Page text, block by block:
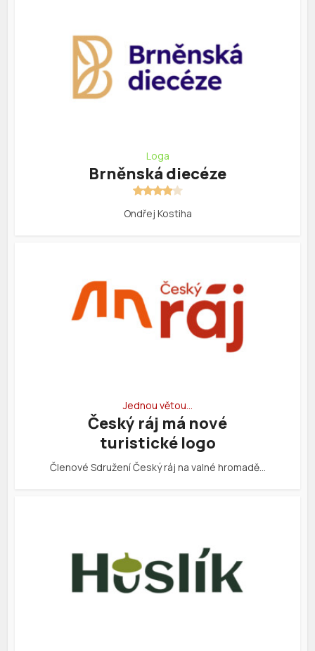
Loga
Brněnská diecéze
Ondřej Kostiha
Jednou větou…
Český ráj má nové
turistické logo
Členové Sdružení Český ráj na valné hromadě…